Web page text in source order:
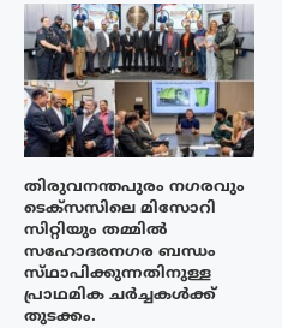
തിരുവനന്തപുരം നഗരവും
ടെക്‌സസിലെ മിസോറി
സിറ്റിയും തമ്മിൽ
സഹോദരനഗര ബന്ധം
സ്‌ഥാപിക്കുന്നതിനുള്ള
പ്രാഥമിക ചർച്ചകൾക്ക്
തുടക്കം.